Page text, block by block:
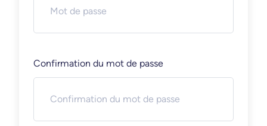
Confirmation du mot de passe